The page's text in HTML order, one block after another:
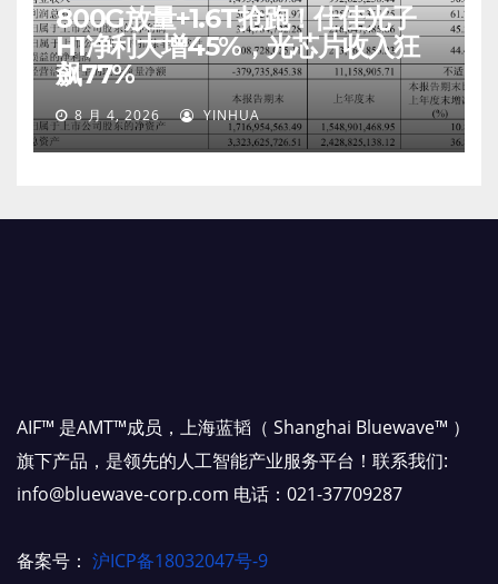
800G放量+1.6T抢跑！仕佳光子
H1净利大增45%，光芯片收入狂
飙77%
8 月 4, 2026 YINHUA
AIF™ 是AMT™成员，上海蓝韬（ Shanghai Bluewave™ ）
旗下产品，是领先的人工智能产业服务平台！联系我们:
info@bluewave-corp.com 电话：021-37709287
备案号： 沪ICP备18032047号-9